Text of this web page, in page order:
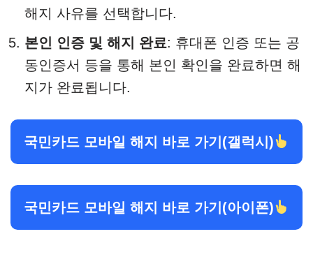
해지 사유를 선택합니다.​
본인 인증 및 해지 완료: 휴대폰 인증 또는 공
동인증서 등을 통해 본인 확인을 완료하면 해
지가 완료됩니다.
국민카드 모바일 해지 바로 가기(갤럭시)
국민카드 모바일 해지 바로 가기(아이폰)